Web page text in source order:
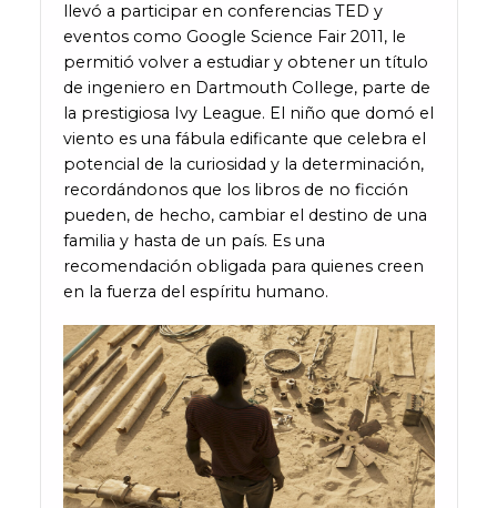
llevó a participar en conferencias TED y
eventos como Google Science Fair 2011, le
permitió volver a estudiar y obtener un título
de ingeniero en Dartmouth College, parte de
la prestigiosa Ivy League. El niño que domó el
viento es una fábula edificante que celebra el
potencial de la curiosidad y la determinación,
recordándonos que los libros de no ficción
pueden, de hecho, cambiar el destino de una
familia y hasta de un país. Es una
recomendación obligada para quienes creen
en la fuerza del espíritu humano.